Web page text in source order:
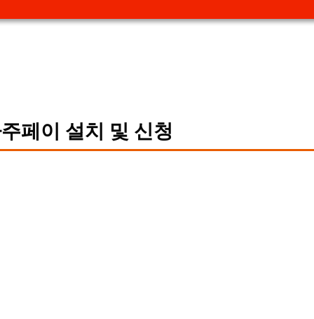
페이 설치 및 신청